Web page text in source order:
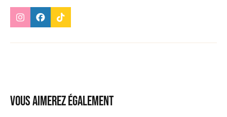
Vous aimerez également